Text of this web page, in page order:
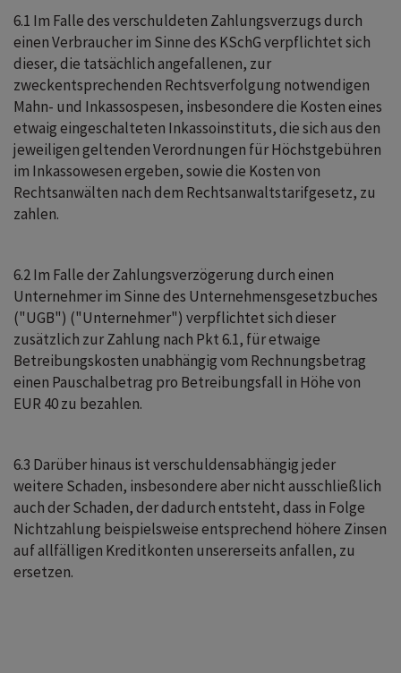
6.1 Im Falle des verschuldeten Zahlungsverzugs durch
einen Verbraucher im Sinne des KSchG verpflichtet sich
dieser, die tatsächlich angefallenen, zur
zweckentsprechenden Rechtsverfolgung notwendigen
Mahn- und Inkassospesen, insbesondere die Kosten eines
etwaig eingeschalteten Inkassoinstituts, die sich aus den
jeweiligen geltenden Verordnungen für Höchstgebühren
im Inkassowesen ergeben, sowie die Kosten von
Rechtsanwälten nach dem Rechtsanwaltstarifgesetz, zu
zahlen.
6.2 Im Falle der Zahlungsverzögerung durch einen
Unternehmer im Sinne des Unternehmensgesetzbuches
("UGB") ("Unternehmer") verpflichtet sich dieser
zusätzlich zur Zahlung nach Pkt 6.1, für etwaige
Betreibungskosten unabhängig vom Rechnungsbetrag
einen Pauschalbetrag pro Betreibungsfall in Höhe von
EUR 40 zu bezahlen.
6.3 Darüber hinaus ist verschuldensabhängig jeder
weitere Schaden, insbesondere aber nicht ausschließlich
auch der Schaden, der dadurch entsteht, dass in Folge
Nichtzahlung beispielsweise entsprechend höhere Zinsen
auf allfälligen Kreditkonten unsererseits anfallen, zu
ersetzen.